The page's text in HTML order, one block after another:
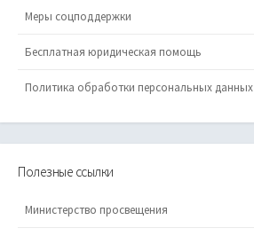
Меры соцподдержки
Бесплатная юридическая помощь
Политика обработки персональных данных
Полезные ссылки
Министерство просвещения